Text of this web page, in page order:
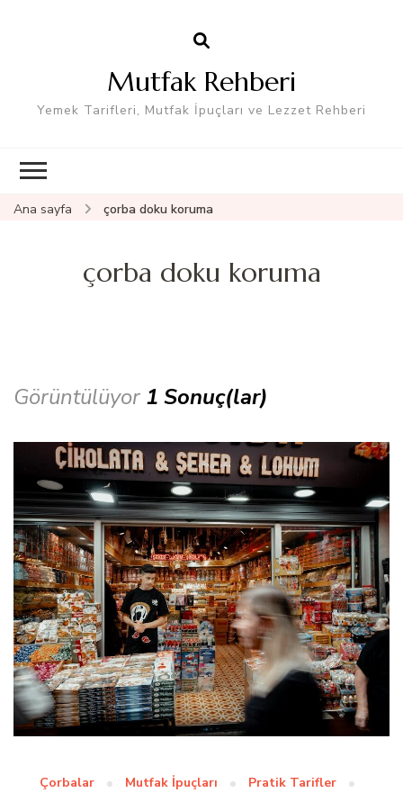
Mutfak Rehberi
Yemek Tarifleri, Mutfak İpuçları ve Lezzet Rehberi
Ana sayfa çorba doku koruma
çorba doku koruma
Görüntülüyor 1 Sonuç(lar)
Çorbalar Mutfak İpuçları
Pratik Tarifler